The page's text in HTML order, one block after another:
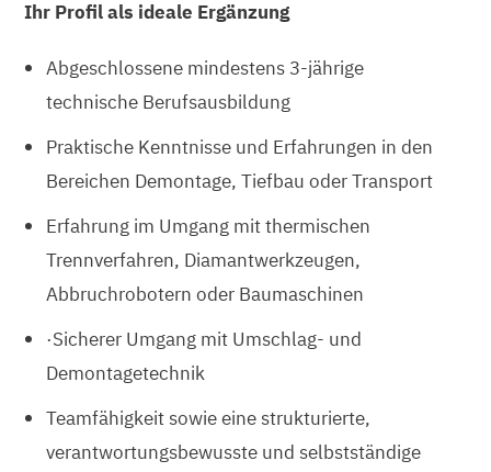
Ihr Profil als ideale Ergänzung
Abgeschlossene mindestens 3-jährige
technische Berufsausbildung
Praktische Kenntnisse und Erfahrungen in den
Bereichen Demontage, Tiefbau oder Transport
Erfahrung im Umgang mit thermischen
Trennverfahren, Diamantwerkzeugen,
Abbruchrobotern oder Baumaschinen
·Sicherer Umgang mit Umschlag- und
Demontagetechnik
Teamfähigkeit sowie eine strukturierte,
verantwortungsbewusste und selbstständige